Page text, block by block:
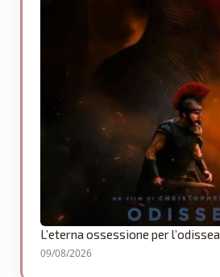
L’eterna ossessione per l’odissea
09/08/2026